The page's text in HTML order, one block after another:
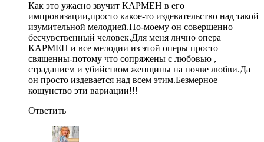
Как это ужасно звучит КАРМЕН в его
импровизации,просто какое-то издевательство над такой
изумительной мелодией.По-моему он совершенно
бесчувственный человек.Для меня лично опера
КАРМЕН и все мелодии из этой оперы просто
священны-потому что сопряжены с любовью ,
страданием и убийством женщины на почве любви.Да
он просто издевается над всем этим.Безмерное
кощунство эти вариации!!!
Ответить